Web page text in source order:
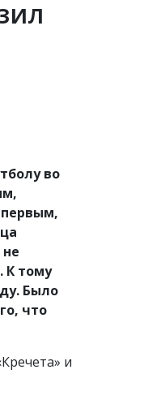
во
К тому
Было
что
и